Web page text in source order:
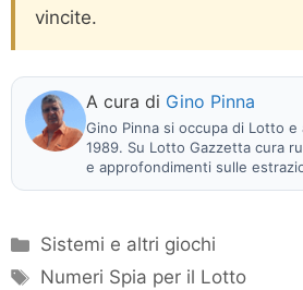
vincite.
A cura di Gino Pinna
Gino Pinna si occupa di Lotto e
1989. Su Lotto Gazzetta cura
e approfondimenti sulle
Categorie
Sistemi e altri giochi
Tag
Numeri Spia per il Lotto